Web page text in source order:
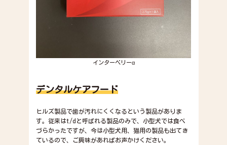
インターベリーα
デンタルケアフード
ヒルズ製品で歯が汚れにくくなるという製品がありま
す。従来はt/dと呼ばれる製品のみで、小型犬では食べ
づらかったですが、今は小型犬用、猫用の製品も出てき
ているので、ご興味があればお声かけください。